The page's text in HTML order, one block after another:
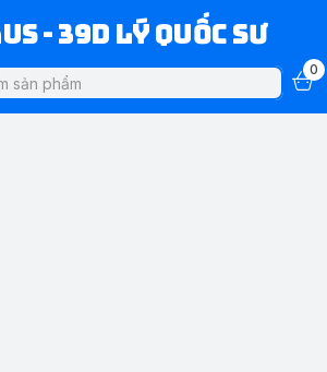
- 39D Lý Quốc Sư
0